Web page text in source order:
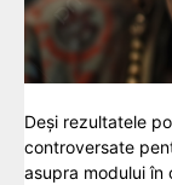
Deși rezultatele
controversate
asupra modului